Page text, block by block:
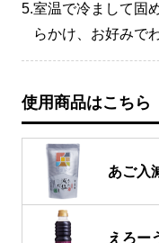
5.室温で冷まして固
らかけ、お好みで
使用商品はこちら
あご入
えろー